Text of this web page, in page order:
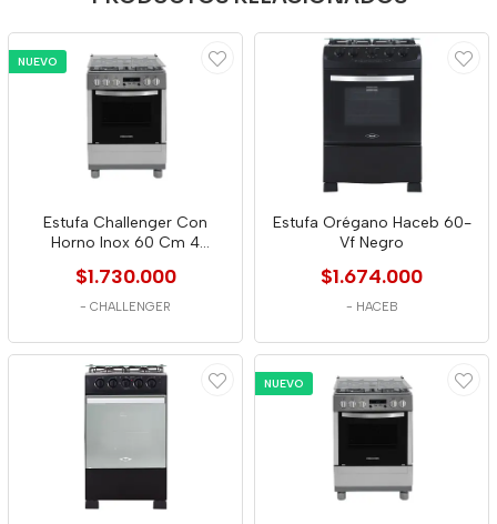
NUEVO
Estufa Challenger Con
Horno Inox 60 Cm 4
$1.730.000
- CHALLENGER
Estufa Orégano Haceb 60-
Vf Negro
$1.674.000
- HACEB
NUEVO